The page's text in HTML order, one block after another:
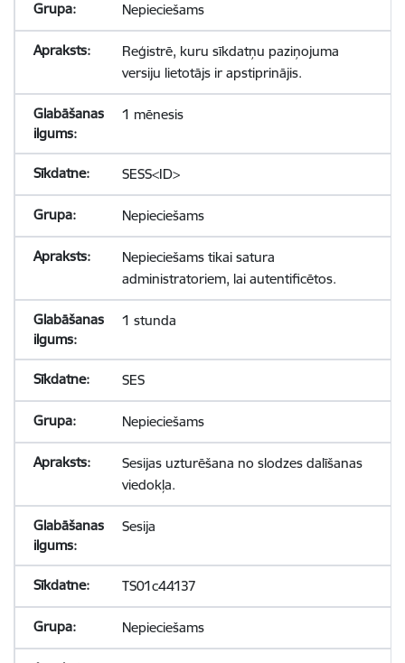
Nepieciešams
Reģistrē, kuru sīkdatņu paziņojuma
versiju lietotājs ir apstiprinājis.
1 mēnesis
SESS<ID>
Nepieciešams
Nepieciešams tikai satura
administratoriem, lai autentificētos.
1 stunda
SES
Nepieciešams
Sesijas uzturēšana no slodzes dalīšanas
viedokļa.
Sesija
TS01c44137
Nepieciešams